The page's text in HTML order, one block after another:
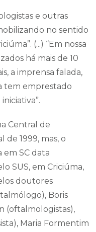
e outras
no sentido
(...) “Em nossa
há mais de 10
a imprensa falada,
tem emprestado
Central de
de 1999, mas, o
SC data
SUS, em Criciúma,
doutores
Boris
(oftalmologistas),
Maria Formentim